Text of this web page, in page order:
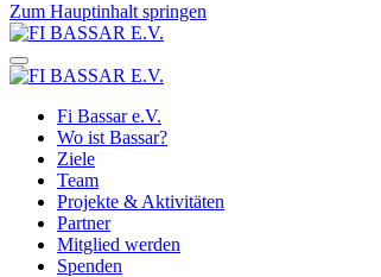
Zum Hauptinhalt springen
Fi Bassar e.V.
Wo ist Bassar?
Ziele
Team
Projekte & Aktivitäten
Partner
Mitglied werden
Spenden